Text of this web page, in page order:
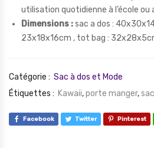
utilisation quotidienne à l’école ou
Dimensions :sac a dos :
23x18x16cm , tot bag :
Catégorie : Sac à dos et Mode
Étiquettes : Kawaii,porte manger,
Facebook Twitter Pinterest